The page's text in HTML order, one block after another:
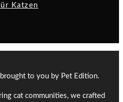
Katzen
to you by Pet Edition.
cat communities, we crafted